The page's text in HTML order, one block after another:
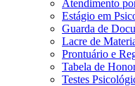
Atendimento
Estágio em
Guarda de
Lacre de
Prontuário e
Tabela de
Testes